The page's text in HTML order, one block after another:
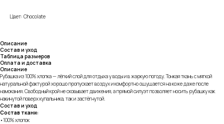
Цвет: Chocolate
Описание
Состав и уход
Таблица размеров
Оплата и доставка
Описание
Рубашка из 100% хлопка — лёгкий слой для отдыха у воды и в жаркую погоду. Тонкая ткань с мягкой
натуральной фактурой хорошо пропускает воздух и комфортно ощущается на коже даже после
намокания. Свободный крой не сковывает движения, а прямой силуэт позволяет носить рубашку как
накинутой поверх купальника, так и застёгнутой.
Состав и уход
Состав ткани:
•100% хлопок